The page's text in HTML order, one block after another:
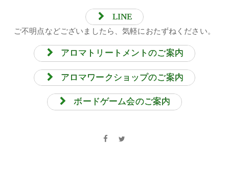
LINE
ご不明点などございましたら、気軽におたずねください。
アロマトリートメントのご案内
アロマワークショップのご案内
ボードゲーム会のご案内